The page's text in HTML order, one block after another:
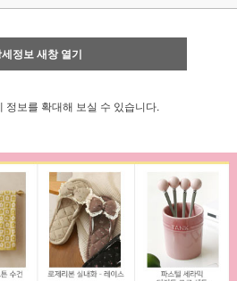
정보 새창 열기
정보를 확대해 보실 수 있습니다.